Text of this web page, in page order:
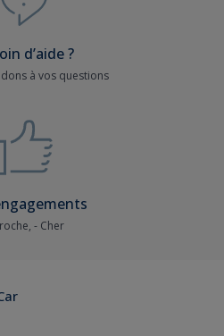
d’aide ?
à vos questions
- Cher